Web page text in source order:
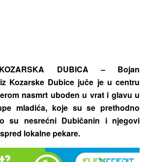
DUBICA – Bojan
Kozarske Dubice juče je u centru
nasmrt uboden u vrat i glavu u
mladića, koje su se prethodno
su nesrećni Dubičanin i njegovi
lokalne pekare.